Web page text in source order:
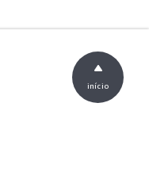
início